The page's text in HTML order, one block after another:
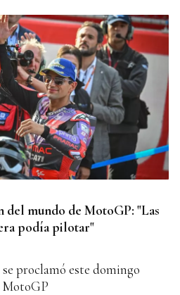
mundo de MotoGP: "Las
podía pilotar"
proclamó este domingo
MotoGP